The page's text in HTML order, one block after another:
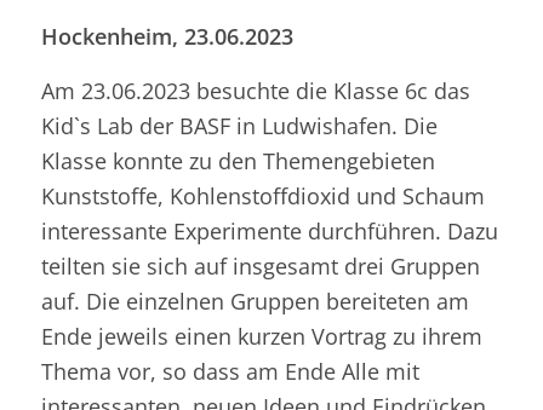
Hockenheim, 23.06.2023
Am 23.06.2023 besuchte die Klasse 6c das
Kid`s Lab der BASF in Ludwishafen. Die
Klasse konnte zu den Themengebieten
Kunststoffe, Kohlenstoffdioxid und Schaum
interessante Experimente durchführen. Dazu
teilten sie sich auf insgesamt drei Gruppen
auf. Die einzelnen Gruppen bereiteten am
Ende jeweils einen kurzen Vortrag zu ihrem
Thema vor, so dass am Ende Alle mit